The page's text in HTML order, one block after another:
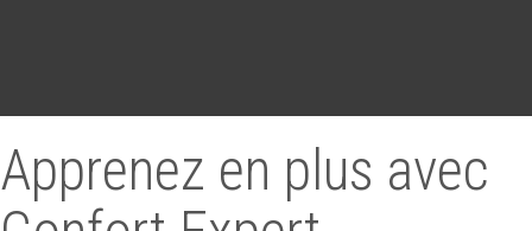
Apprenez en plus avec